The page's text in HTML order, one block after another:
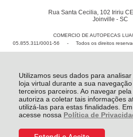
Utilizamos seus dados para
loja virtual durante a sua
terceiros parceiros. Ao navegar
autoriza a coletar tais informações
utilizá-las para estas finalidades.
acesse nossa Política de
Rua Santa Cecilia, 102 Iririu
Joinville - SC
COMERCIO DE AUTOPECAS
05.855.311/0001-56 - Todos os direitos